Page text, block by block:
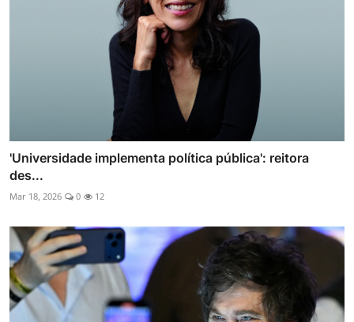
'Universidade implementa política pública': reitora
des...
Mar 18, 2026 0 12